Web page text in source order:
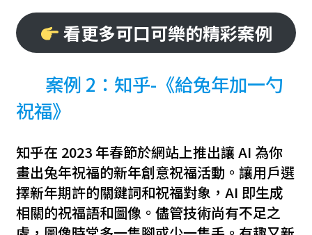
看更多可口可樂的精彩案例
案例 2：知乎-《給兔年加一勺
祝福》
知乎在 2023 年春節於網站上推出讓 AI 為你
畫出兔年祝福的新年創意祝福活動。讓用戶選
擇新年期許的關鍵詞和祝福對象，AI 即生成
相關的祝福語和圖像。儘管技術尚有不足之